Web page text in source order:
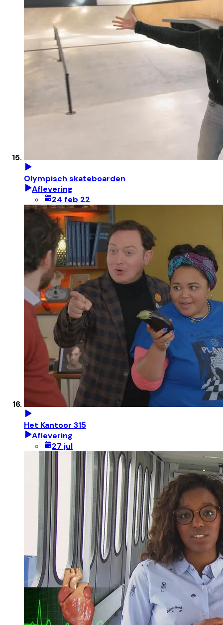
Olympisch skateboarden
Aflevering
24 feb 22
Het Kantoor 315
Aflevering
27 jul